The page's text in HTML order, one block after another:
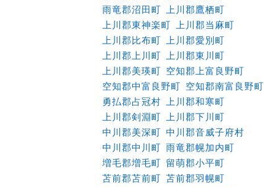
雨竜郡沼田町
上川郡鷹栖町
上川郡東神楽町
上川郡当麻町
上川郡比布町
上川郡愛別町
上川郡上川町
上川郡東川町
上川郡美瑛町 空知郡上富良野町
空知郡中富良野町 空知郡南富良野町
勇払郡占冠村
上川郡和寒町
上川郡剣淵町
上川郡下川町
中川郡美深町 中川郡音威子府村
中川郡中川町 雨竜郡幌加内町
増毛郡増毛町 留萌郡小平町
苫前郡苫前町 苫前郡羽幌町